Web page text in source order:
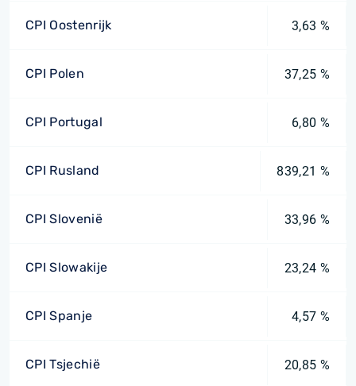
CPI Oostenrijk 3,63 %
CPI Polen 37,25 %
CPI Portugal 6,80 %
CPI Rusland 839,21 %
CPI Slovenië 33,96 %
CPI Slowakije 23,24 %
CPI Spanje 4,57 %
CPI Tsjechië 20,85 %